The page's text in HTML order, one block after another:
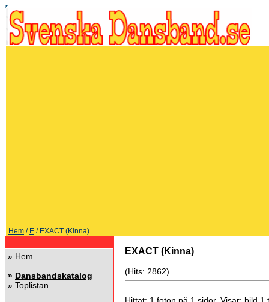
Hem / E / EXACT (Kinna)
» Hem
» Dansbandskatalog
» Toplistan
EXACT (Kinna)
(Hits: 2862)